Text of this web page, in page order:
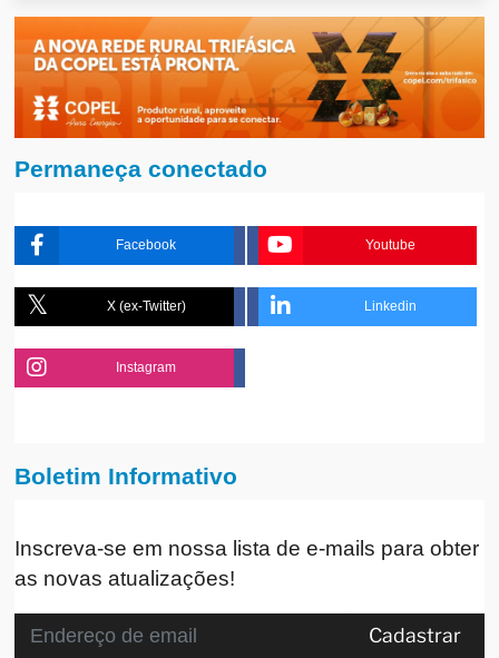
Permaneça conectado
Facebook Youtube
X (ex-Twitter) Linkedin
Instagram
Boletim Informativo
Inscreva-se em nossa lista de e-mails para obter
as novas atualizações!
Cadastrar